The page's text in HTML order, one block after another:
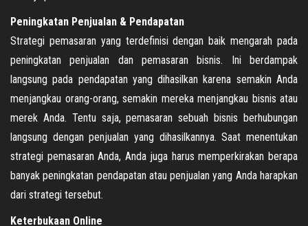
Peningkatan Penjualan & Pendapatan
Strategi pemasaran yang terdefinisi dengan baik mengarah pada
peningkatan penjualan dan pemasaran bisnis. Ini berdampak
langsung pada pendapatan yang dihasilkan karena semakin Anda
menjangkau orang-orang, semakin mereka menjangkau bisnis atau
merek Anda. Tentu saja, pemasaran sebuah bisnis berhubungan
langsung dengan penjualan yang dihasilkannya. Saat menentukan
strategi pemasaran Anda, Anda juga harus memperkirakan berapa
banyak peningkatan pendapatan atau penjualan yang Anda harapkan
dari strategi tersebut.
Keterbukaan Online